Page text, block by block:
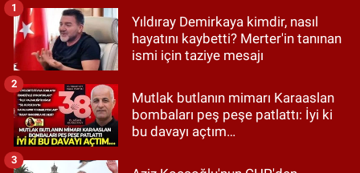
Yıldıray Demirkaya kimdir, nasıl
hayatını kaybetti? Merter'in tanınan
ismi için taziye mesajı
1
Mutlak butlanın mimarı Karaaslan
bombaları peş peşe patlattı: İyi ki
bu davayı açtım…
2
3